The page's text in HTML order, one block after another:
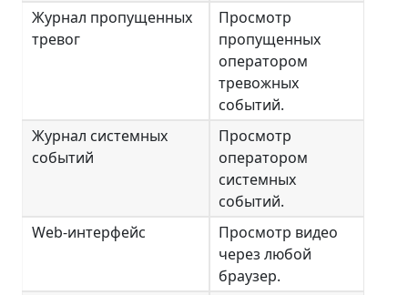
Журнал пропущенных
тревог
Просмотр
пропущенных
оператором
тревожных
событий.
Журнал системных
событий
Просмотр
оператором
системных
событий.
Web-интерфейс
Просмотр видео
через любой
браузер.